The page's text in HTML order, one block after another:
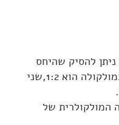
להסיק שהיחס
בין מספר אטומי מימן ופחמן במולקולה הוא 1:2,שני
המולקולרית של